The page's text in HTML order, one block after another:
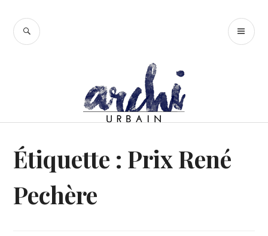
contenu
RECHERCHE
Étiquette : Prix René
Pechère